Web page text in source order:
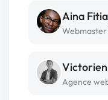
Aina
Agence